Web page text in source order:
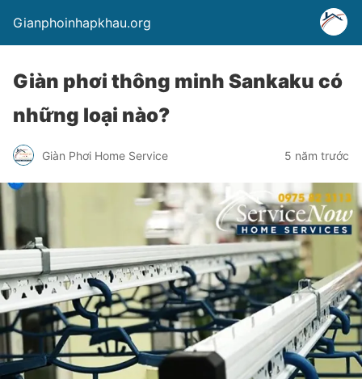
Gianphoinhapkhau.org
Giàn phơi thông minh Sankaku có
những loại nào?
Giàn Phơi Home Service 5 năm trước